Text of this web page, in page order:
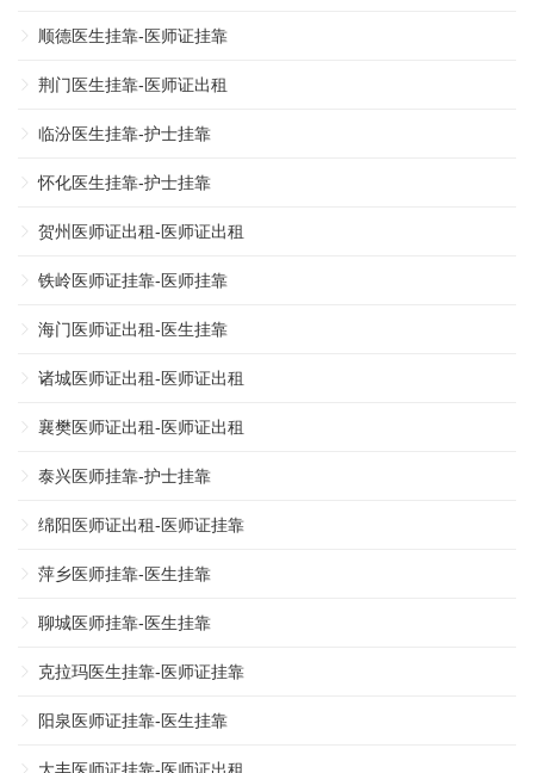
顺德医生挂靠-医师证挂靠
荆门医生挂靠-医师证出租
临汾医生挂靠-护士挂靠
怀化医生挂靠-护士挂靠
贺州医师证出租-医师证出租
铁岭医师证挂靠-医师挂靠
海门医师证出租-医生挂靠
诸城医师证出租-医师证出租
襄樊医师证出租-医师证出租
泰兴医师挂靠-护士挂靠
绵阳医师证出租-医师证挂靠
萍乡医师挂靠-医生挂靠
聊城医师挂靠-医生挂靠
克拉玛医生挂靠-医师证挂靠
阳泉医师证挂靠-医生挂靠